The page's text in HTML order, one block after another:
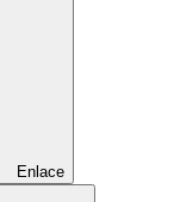
Enlace